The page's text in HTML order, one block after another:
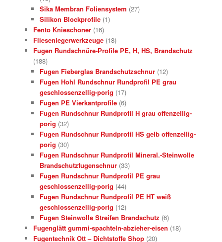
Sika Membran Foliensystem (27)
Silikon Blockprofile (1)
Fento Knieschoner (16)
Fliesenlegerwerkzeuge (18)
Fugen Rundschnüre-Profile PE, H, HS, Brandschutz
(188)
Fugen Fieberglas Brandschutzschnur (12)
Fugen Hohl Rundschnur Rundprofil PE grau
geschlossenzellig-porig (17)
Fugen PE Vierkantprofile (6)
Fugen Rundschnur Rundprofil H grau offenzellig-
porig (32)
Fugen Rundschnur Rundprofil HS gelb offenzellig-
porig (30)
Fugen Rundschnur Rundprofil Mineral.-Steinwolle
Brandschutzfugenschnur (33)
Fugen Rundschnur Rundprofil PE grau
geschlossenzellig-porig (44)
Fugen Rundschnur Rundprofil PE HT weiß
geschlossenzellig-porig (12)
Fugen Steinwolle Streifen Brandschutz (6)
Fugenglätt gummi-spachteln-abzieher-eisen (18)
Fugentechnik Ott – Dichtstoffe Shop (20)